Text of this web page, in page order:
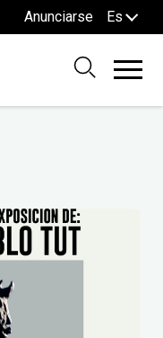
Anunciarse Es